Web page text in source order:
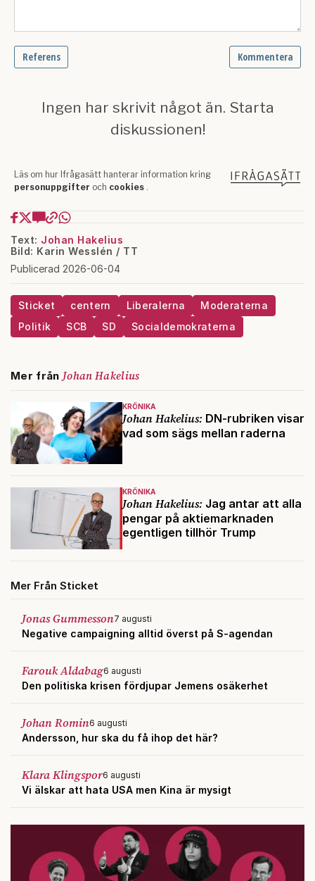
Text: Johan Hakelius
Bild: Karin Wesslén / TT
Publicerad 2026-06-04
Sticket centern Liberalerna
Moderaterna
Politik
SCB SD Socialdemokraterna
Mer från Johan Hakelius
KRÖNIKA
Johan Hakelius: DN-rubriken visar
vad som sägs mellan raderna
KRÖNIKA
Johan Hakelius: Jag antar att alla
pengar på aktiemarknaden
egentligen tillhör Trump
Mer Från Sticket
Jonas Gummesson7 augusti
Negative campaigning alltid överst på S-agendan
Farouk Aldabag6 augusti
Den politiska krisen fördjupar Jemens osäkerhet
Johan Romin6 augusti
Andersson, hur ska du få ihop det här?
Klara Klingspor6 augusti
Vi älskar att hata USA men Kina är mysigt